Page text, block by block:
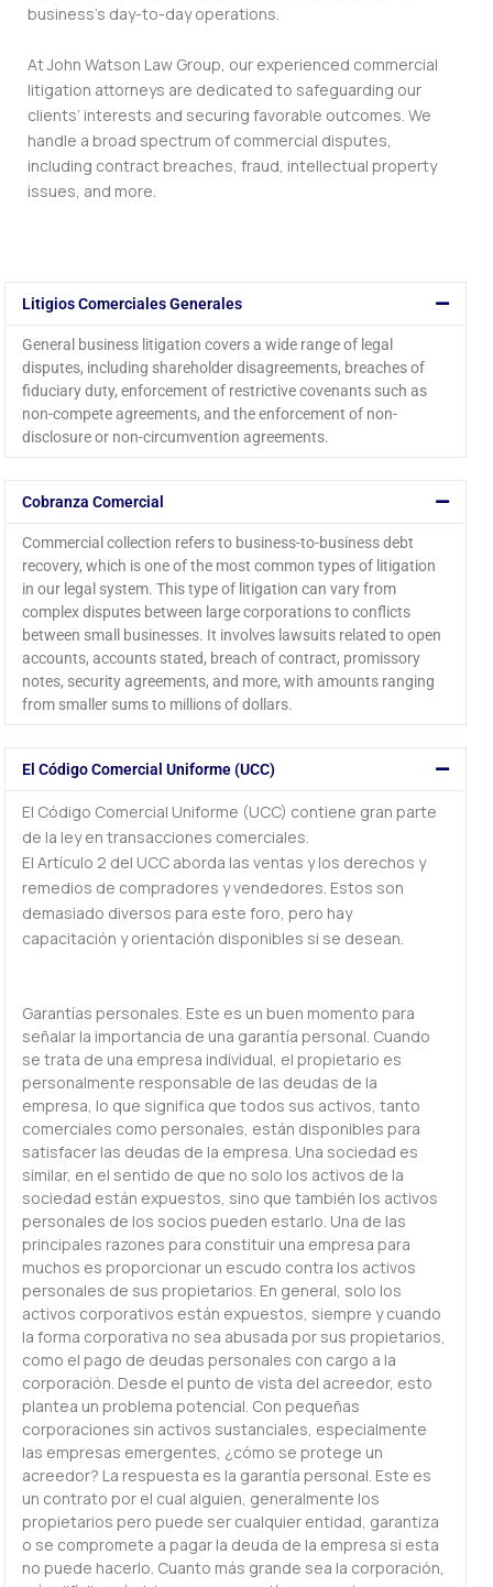
business’s day-to-day operations.
At John Watson Law Group, our experienced commercial
litigation attorneys are dedicated to safeguarding our
clients’ interests and securing favorable outcomes. We
handle a broad spectrum of commercial disputes,
including contract breaches, fraud, intellectual property
issues, and more.
Litigios Comerciales Generales
General business litigation covers a wide range of legal
disputes, including shareholder disagreements, breaches of
fiduciary duty, enforcement of restrictive covenants such as
non-compete agreements, and the enforcement of non-
disclosure or non-circumvention agreements.
Cobranza Comercial
Commercial collection refers to business-to-business debt
recovery, which is one of the most common types of litigation
in our legal system. This type of litigation can vary from
complex disputes between large corporations to conflicts
between small businesses. It involves lawsuits related to open
accounts, accounts stated, breach of contract, promissory
notes, security agreements, and more, with amounts ranging
from smaller sums to millions of dollars.
El Código Comercial Uniforme (UCC)
El Código Comercial Uniforme (UCC) contiene gran parte
de la ley en transacciones comerciales.
El Artículo 2 del UCC aborda las ventas y los derechos y
remedios de compradores y vendedores. Estos son
demasiado diversos para este foro, pero hay
capacitación y orientación disponibles si se desean.
Garantías personales. Este es un buen momento para
señalar la importancia de una garantía personal. Cuando
se trata de una empresa individual, el propietario es
personalmente responsable de las deudas de la
empresa, lo que significa que todos sus activos, tanto
comerciales como personales, están disponibles para
satisfacer las deudas de la empresa. Una sociedad es
similar, en el sentido de que no solo los activos de la
sociedad están expuestos, sino que también los activos
personales de los socios pueden estarlo. Una de las
principales razones para constituir una empresa para
muchos es proporcionar un escudo contra los activos
personales de sus propietarios. En general, solo los
activos corporativos están expuestos, siempre y cuando
la forma corporativa no sea abusada por sus propietarios,
como el pago de deudas personales con cargo a la
corporación. Desde el punto de vista del acreedor, esto
plantea un problema potencial. Con pequeñas
corporaciones sin activos sustanciales, especialmente
las empresas emergentes, ¿cómo se protege un
acreedor? La respuesta es la garantía personal. Este es
un contrato por el cual alguien, generalmente los
propietarios pero puede ser cualquier entidad, garantiza
o se compromete a pagar la deuda de la empresa si esta
no puede hacerlo. Cuanto más grande sea la corporación,